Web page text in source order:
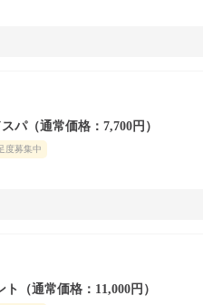
パ（通常価格：7,700円）
度募集中
（通常価格：11,000円）